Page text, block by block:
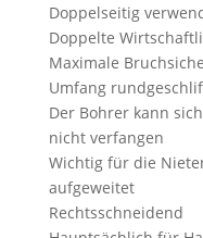
Doppelseitig
Doppelte
Maximale
Umfang
Der Bohrer kann
nicht verfangen
Wichtig für die
aufgeweitet
Rechtsschneidend